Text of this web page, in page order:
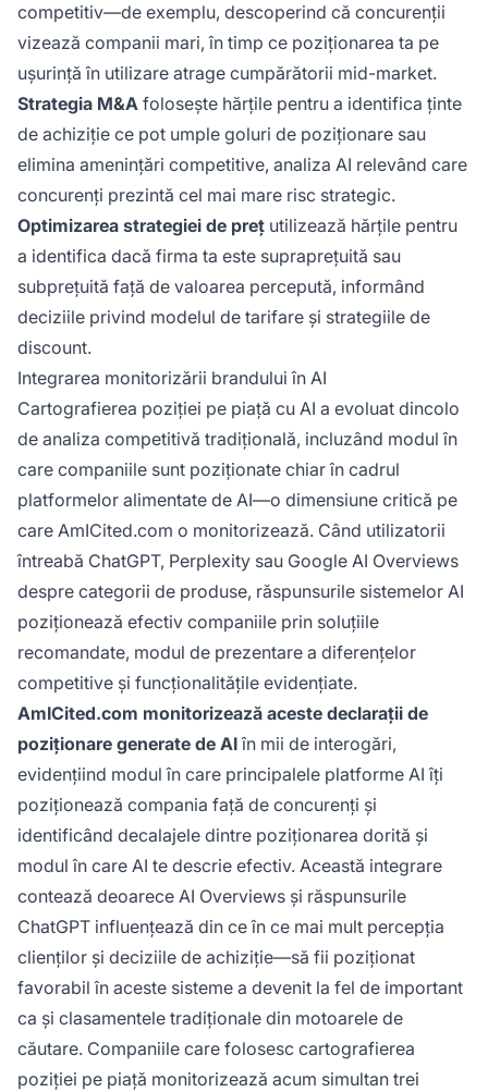
competitiv—de exemplu, descoperind că concurenții
vizează companii mari, în timp ce poziționarea ta pe
ușurință în utilizare atrage cumpărătorii mid-market.
Strategia M&A folosește hărțile pentru a identifica ținte
de achiziție ce pot umple goluri de poziționare sau
elimina amenințări competitive, analiza AI relevând care
concurenți prezintă cel mai mare risc strategic.
Optimizarea strategiei de preț utilizează hărțile pentru
a identifica dacă firma ta este supraprețuită sau
subprețuită față de valoarea percepută, informând
deciziile privind modelul de tarifare și strategiile de
discount.
Integrarea monitorizării brandului în AI
Cartografierea poziției pe piață cu AI a evoluat dincolo
de analiza competitivă tradițională, incluzând modul în
care companiile sunt poziționate chiar în cadrul
platformelor alimentate de AI—o dimensiune critică pe
care AmICited.com o monitorizează. Când utilizatorii
întreabă ChatGPT, Perplexity sau Google AI Overviews
despre categorii de produse, răspunsurile sistemelor AI
poziționează efectiv companiile prin soluțiile
recomandate, modul de prezentare a diferențelor
competitive și funcționalitățile evidențiate.
AmICited.com monitorizează aceste declarații de
poziționare generate de AIîn mii de interogări,
evidențiind modul în care principalele platforme AI îți
poziționează compania față de concurenți și
identificând decalajele dintre poziționarea dorită și
modul în care AI te descrie efectiv. Această integrare
contează deoarece AI Overviews și răspunsurile
ChatGPT influențează din ce în ce mai mult percepția
clienților și deciziile de achiziție—să fii poziționat
favorabil în aceste sisteme a devenit la fel de important
ca și clasamentele tradiționale din motoarele de
căutare. Companiile care folosesc cartografierea
poziției pe piață monitorizează acum simultan trei